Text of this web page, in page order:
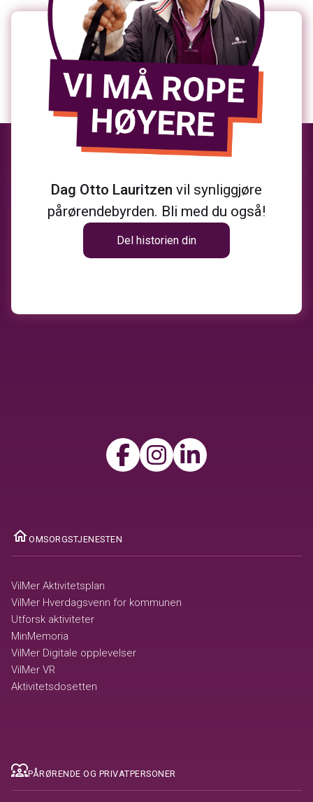
Dag Otto Lauritzen vil synliggjøre
pårørendebyrden. Bli med du også!
Del historien din
OMSORGSTJENESTEN
VilMer Aktivitetsplan
VilMer Hverdagsvenn for kommunen
Utforsk aktiviteter
MinMemoria
VilMer Digitale opplevelser
VilMer VR
Aktivitetsdosetten
diversity_1PÅRØRENDE OG PRIVATPERSONER